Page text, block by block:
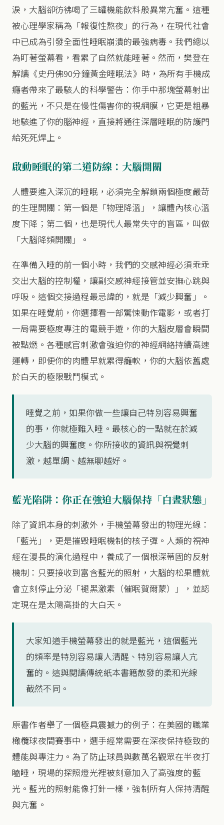
淚，大腦卻彷彿喝了三罐機能飲料般異常亢奮。這種
被心理學家稱為「報復性熬夜」的行為，在現代社會
中已成為引發全面性睡眠崩潰的最強病毒。我們總以
為盯著螢幕看，看累了自然就能睡著。然而，樊登在
解讀《史丹佛90分鐘黃金睡眠法》時，為所有手機成
癮者帶來了最駭人的科學警告：你手中那塊螢幕射出
的藍光，不只是在慢性傷害你的視網膜，它更是粗暴
地駭進了你的腦神經，直接將通往深層睡眠的防護門
給死死焊上。
啟動睡眠的第二道防線：大腦開關
人體要進入深沉的睡眠，必須完全解鎖兩個極度嚴苛
的生理開關：第一個是「物理降溫」，讓體內核心溫
度下降；第二個，也是現代人最常失守的盲區，叫做
「大腦降頻開關」。
在準備入睡的前一個小時，我們的交感神經必須乖乖
交出大腦的控制權，讓副交感神經接管並安撫心跳與
呼吸。這個交接過程最忌諱的，就是「減少興奮」。
如果在睡覺前，你選擇看一部驚悚動作電影，或者打
一局需要極度專注的電競手遊，你的大腦皮層會瞬間
被點燃。各種感官刺激會強迫你的神經網絡持續高速
運轉，即便你的肉體早就累得癱軟，你的大腦依舊處
於白天的極限戰鬥模式。
睡覺之前，如果你做一些讓自己特別容易興奮
的事，你就極難入睡。最核心的一點就在於減
少大腦的興奮度。你所接收的資訊與視覺刺
激，越單調、越無聊越好。
藍光陷阱：你正在強迫大腦保持「白晝狀態」
除了資訊本身的刺激外，手機螢幕發出的物理光線：
「藍光」，更是摧毀睡眠機制的核子彈。人類的視神
經在漫長的演化過程中，養成了一個根深蒂固的反射
機制：只要接收到富含藍光的照射，大腦的松果體就
會立刻停止分泌「褪黑激素（催眠賀爾蒙）」，並認
定現在是太陽高掛的大白天。
大家知道手機螢幕發出的就是藍光，這個藍光
的頻率是特別容易讓人清醒、特別容易讓人亢
奮的。這與閱讀傳統紙本書籍散發的柔和光線
截然不同。
原書作者舉了一個極具震撼力的例子：在美國的職業
橄欖球夜間賽事中，選手經常需要在深夜保持極致的
體能與專注力。為了防止球員與數萬名觀眾在半夜打
瞌睡，現場的探照燈光裡被刻意加入了高強度的藍
光。藍光的照射能像打針一樣，強制所有人保持清醒
與亢奮。